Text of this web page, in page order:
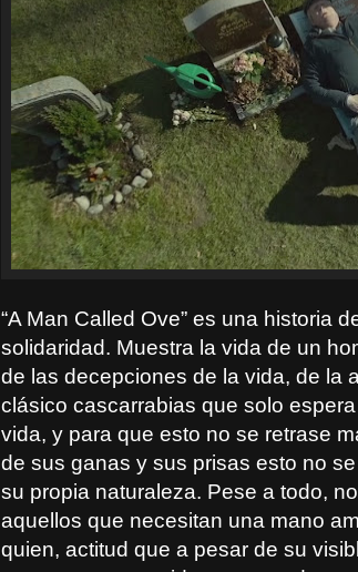
“A Man Called Ove” es una historia
solidaridad. Muestra la vida de un
de las decepciones de la vida, de la
clásico cascarrabias que solo
vida, y para que esto no se retrase
de sus ganas y sus prisas esto no
su propia naturaleza. Pese a todo,
aquellos que necesitan una mano
quien, actitud que a pesar de su